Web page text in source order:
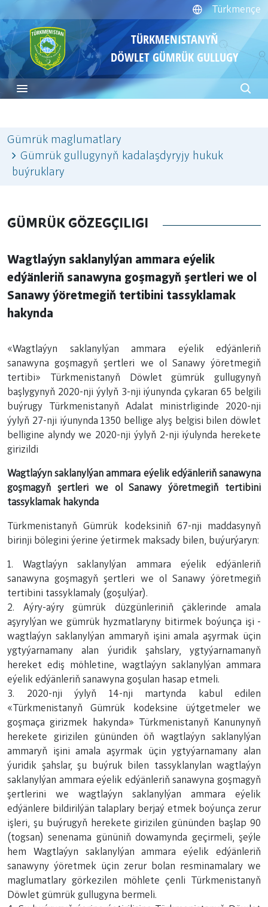
Türkmençe
TÜRKMENISTANYŇ
DÖWLET GÜMRÜK GULLUGY
Gümrük maglumatlary
Gümrük gullugynyň kadalaşdyryjy hukuk
buýruklary
GÜMRÜK GÖZEGÇILIGI
Wagtlaýyn saklanylýan ammara eýelik
edýänleriň sanawyna goşmagyň şertleri we ol
Sanawy ýöretmegiň tertibini tassyklamak
hakynda
«Wagtlaýyn saklanylýan ammara eýelik edýänleriň
sanawyna goşmagyň şertleri we ol Sanawy ýöretmegiň
tertibi» Türkmenistanyň Döwlet gümrük gullugynyň
başlygynyň 2020-nji ýylyň 3-nji iýunynda çykaran 65 belgili
buýrugy Türkmenistanyň Adalat ministrliginde 2020-nji
ýylyň 27-nji iýunynda 1350 bellige alyş belgisi bilen döwlet
belligine alyndy we 2020-nji ýylyň 2-nji iýulynda herekete
girizildi
Wagtlaýyn saklanylýan ammara eýelik edýänleriň sanawyna
goşmagyň şertleri we ol Sanawy ýöretmegiň tertibini
tassyklamak hakynda
Türkmenistanyň Gümrük kodeksiniň 67-nji maddasynyň
birinji bölegini ýerine ýetirmek maksady bilen, buýurýaryn:
1. Wagtlaýyn saklanylýan ammara eýelik edýänleriň
sanawyna goşmagyň şertleri we ol Sanawy ýöretmegiň
tertibini tassyklamaly (goşulýar).
2. Aýry-aýry gümrük düzgünleriniň çäklerinde amala
aşyrylýan we gümrük hyzmatlaryny bitirmek boýunça işi -
wagtlaýyn saklanylýan ammaryň işini amala aşyrmak üçin
ygtyýarnamany alan ýuridik şahslary, ygtyýarnamanyň
hereket ediş möhletine, wagtlaýyn saklanylýan ammara
eýelik edýänleriň sanawyna goşulan hasap etmeli.
3. 2020-nji ýylyň 14-nji martynda kabul edilen
«Türkmenistanyň Gümrük kodeksine üýtgetmeler we
goşmaça girizmek hakynda» Türkmenistanyň Kanunynyň
herekete girizilen gününden öň wagtlaýyn saklanylýan
ammaryň işini amala aşyrmak üçin ygtyýarnamany alan
ýuridik şahslar, şu buýruk bilen tassyklanylan wagtlaýyn
saklanylýan ammara eýelik edýänleriň sanawyna goşmagyň
şertlerini we wagtlaýyn saklanylýan ammara eýelik
edýänlere bildirilýän talaplary berjaý etmek boýunça zerur
işleri, şu buýrugyň herekete girizilen gününden başlap 90
(togsan) senenama gününiň dowamynda geçirmeli, şeýle
hem Wagtlaýyn saklanylýan ammara eýelik edýänleriň
sanawyny ýöretmek üçin zerur bolan resminamalary we
maglumatlary görkezilen möhlete çenli Türkmenistanyň
Döwlet gümrük gullugyna bermeli.